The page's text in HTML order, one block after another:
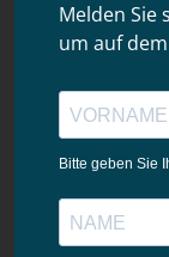
Melden Sie
um auf
Bitte geben Sie